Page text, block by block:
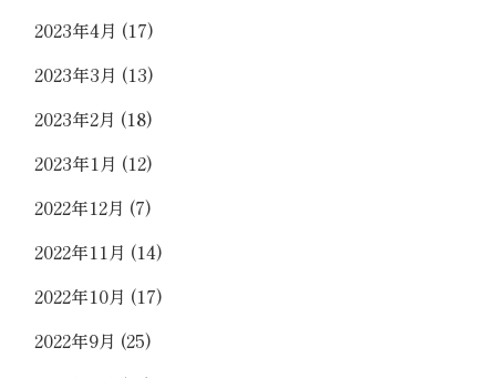
2023年4月 (17)
2023年3月 (13)
2023年2月 (18)
2023年1月 (12)
2022年12月 (7)
2022年11月 (14)
2022年10月 (17)
2022年9月 (25)